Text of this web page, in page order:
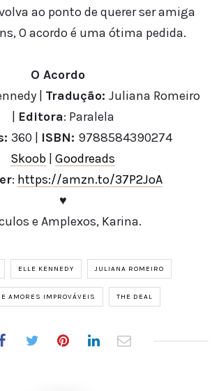
ao ponto de querer ser amiga
O acordo é uma ótima pedida.
O Acordo
| Tradução: Juliana Romeiro
Editora: Paralela
360 | ISBN: 9788584390274
Skoob Goodreads
: https://amzn.to/37P2JoA
♥
e Amplexos, Karina.
ELLE KENNEDY JULIANA ROMEIRO
AMORES IMPROVÁVEIS THE DEAL